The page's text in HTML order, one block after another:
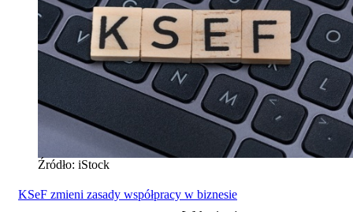
Źródło: iStock
KSeF zmieni zasady współpracy w biznesie